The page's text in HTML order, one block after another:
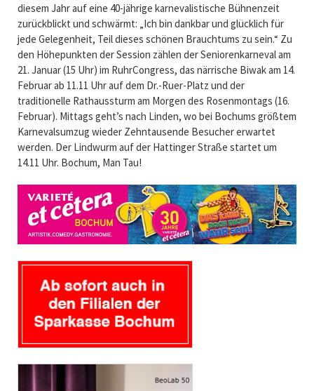
diesem Jahr auf eine 40-jährige karnevalistische Bühnenzeit
zurückblickt und schwärmt: „Ich bin dankbar und glücklich für
jede Gelegenheit, Teil dieses schönen Brauchtums zu sein.“ Zu
den Höhepunkten der Session zählen der Seniorenkarneval am
21. Januar (15 Uhr) im RuhrCongress, das närrische Biwak am 14.
Februar ab 11.11 Uhr auf dem Dr.-Ruer-Platz und der
traditionelle Rathaussturm am Morgen des Rosenmontags (16.
Februar). Mittags geht’s nach Linden, wo bei Bochums größtem
Karnevalsumzug wieder Zehntausende Besucher erwartet
werden. Der Lindwurm auf der Hattinger Straße startet um
14.11 Uhr. Bochum, Man Tau!